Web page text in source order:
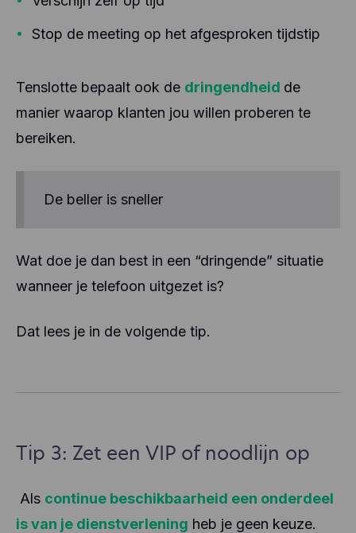
Stop de meeting op het afgesproken tijdstip
Tenslotte bepaalt ook de dringendheid de
manier waarop klanten jou willen proberen te
bereiken.
De beller is sneller
Wat doe je dan best in een “dringende” situatie
wanneer je telefoon uitgezet is?
Dat lees je in de volgende tip.
Tip 3: Zet een VIP of noodlijn op
Als continue beschikbaarheid een onderdeel
is van je dienstverlening heb je geen keuze.
andere informatie en worden niet gedeeld met
Hotjar helpt de ervaring van onze gebruikers beter
klikken, wat gebruikers wel en niet leuk vinden,
enz.). Hotjar gebruikt cookies en andere
technologieën om gegevens te verzamelen over
het gedrag van onze gebruikers en hun apparaten.
individuele gebruikers te identificeren of te